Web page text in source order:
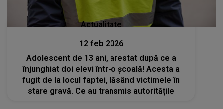
Actualitate
12 feb 2026
Adolescent de 13 ani, arestat după ce a
înjunghiat doi elevi într-o școală! Acesta a
fugit de la locul faptei, lăsând victimele în
stare gravă. Ce au transmis autoritățile